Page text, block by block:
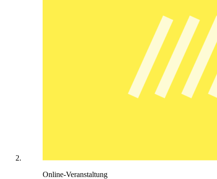
Online-Veranstaltung